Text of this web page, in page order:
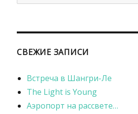
СВЕЖИЕ ЗАПИСИ
Встреча в Шангри-Ле
The Light is Young
Аэропорт на рассвете…